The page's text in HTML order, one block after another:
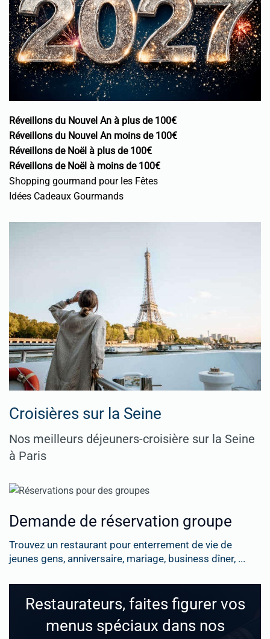
Réveillons du Nouvel An à plus de 100€
Réveillons du Nouvel An moins de 100€
Réveillons de Noël à plus de 100€
Réveillons de Noël à moins de 100€
Shopping gourmand pour les Fêtes
Idées Cadeaux Gourmands
Croisières sur la Seine
Nos meilleurs déjeuners-croisière sur la Seine
à Paris
Demande de réservation groupe
Trouvez un restaurant pour enterrement de vie de
jeunes gens, anniversaire, mariage, business dîner, ...
Restaurateurs, faites figurer vos
menus spéciaux dans nos